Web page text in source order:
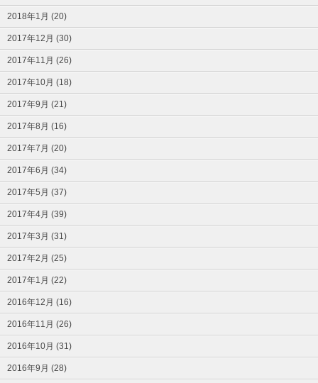
2018年1月 (20)
2017年12月 (30)
2017年11月 (26)
2017年10月 (18)
2017年9月 (21)
2017年8月 (16)
2017年7月 (20)
2017年6月 (34)
2017年5月 (37)
2017年4月 (39)
2017年3月 (31)
2017年2月 (25)
2017年1月 (22)
2016年12月 (16)
2016年11月 (26)
2016年10月 (31)
2016年9月 (28)